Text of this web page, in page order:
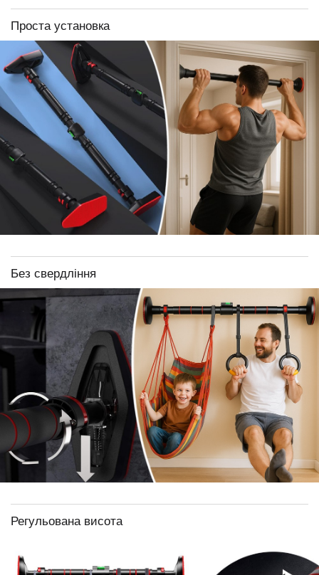
Проста установка
Без свердління
Регульована висота